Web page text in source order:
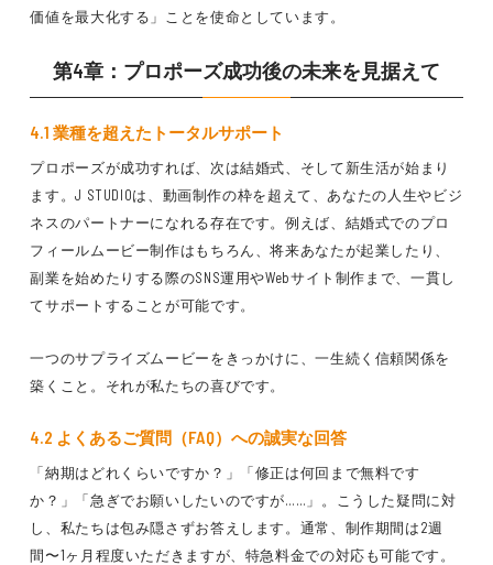
価値を最大化する」ことを使命としています。
第4章：プロポーズ成功後の未来を見据えて
4.1 業種を超えたトータルサポート
プロポーズが成功すれば、次は結婚式、そして新生活が始まり
ます。J STUDIOは、動画制作の枠を超えて、あなたの人生やビジ
ネスのパートナーになれる存在です。例えば、結婚式でのプロ
フィールムービー制作はもちろん、将来あなたが起業したり、
副業を始めたりする際のSNS運用やWebサイト制作まで、一貫し
てサポートすることが可能です。
一つのサプライズムービーをきっかけに、一生続く信頼関係を
築くこと。それが私たちの喜びです。
4.2 よくあるご質問（FAQ）への誠実な回答
「納期はどれくらいですか？」「修正は何回まで無料です
か？」「急ぎでお願いしたいのですが……」。こうした疑問に対
し、私たちは包み隠さずお答えします。通常、制作期間は2週
間〜1ヶ月程度いただきますが、特急料金での対応も可能です。